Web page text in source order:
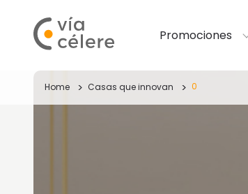
Promociones
Home Casas que innovan 0